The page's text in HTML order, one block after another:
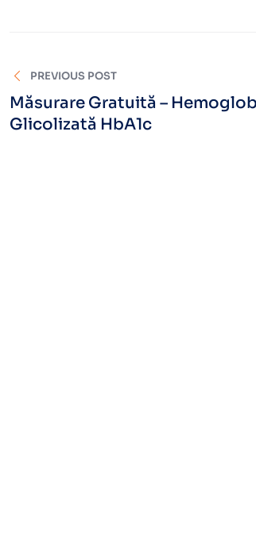
PREVIOUS POST
Măsurare Gratuită –
Glicolizată HbA1c